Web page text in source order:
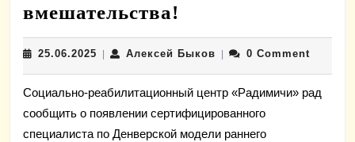
вмешательства!
внедряет
Денверскую
модель
раннего
вмешательства!
25.06.2025 25.06.2025
| Алексей БыковАлексей
| 0 Comment
Социально-реабилитационный центр «Радимичи» рад
сообщить о появлении сертифицированного
специалиста по Денверской модели раннего